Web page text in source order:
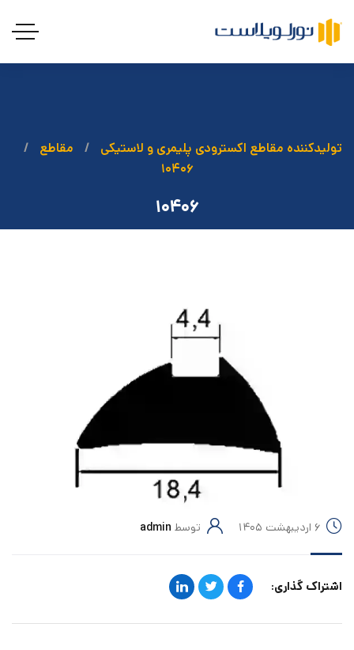
تولیدکننده مقاطع اکسترودی پلیمری و لاستیکی
مقاطع
۱۰۴۰۶
۱۰۴۰۶
۶ اردیبهشت ۱۴۰۵ توسط admin
اشتراک گذاری: